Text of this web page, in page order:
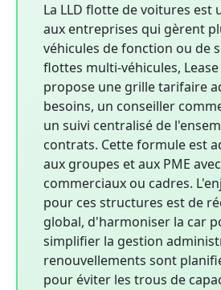
La LLD flotte de voitures est
aux entreprises qui gèrent
véhicules de fonction ou de
flottes multi-véhicules,
propose une grille tarifaire
besoins, un conseiller
un suivi centralisé de
contrats. Cette formule est
aux groupes et aux PME
commerciaux ou cadres.
pour ces structures est de
global, d'harmoniser la car
simplifier la gestion
renouvellements sont
pour éviter les trous de